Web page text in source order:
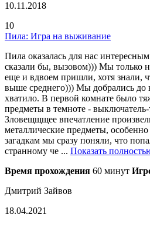
10.11.2018
10
Пила: Игра на выживание
Пила оказалась для нас
сказали бы, вызовом))) Мы только
еще и вдвоем пришли, хотя знали,
выше среднего))) Мы добрались до
хватило. В первой комнате было
предметы в темноте -
Зловещщщее впечатление
металлические предметы,
загадкам мы сразу поняли, что
странному че ... Показать
Время прохождения 60 минут
Дмитрий Зайвов
18.04.2021